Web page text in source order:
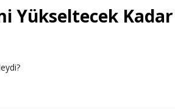
Yükseltecek Kadar